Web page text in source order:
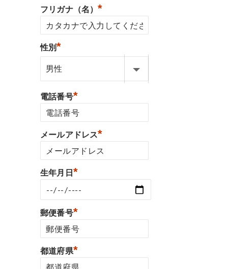
フリガナ（名）*
性別*
電話番号*
メールアドレス*
生年月日 *
郵便番号*
都道府県*